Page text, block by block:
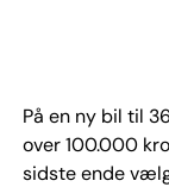
På en ny bil til
over 100.000
sidste ende